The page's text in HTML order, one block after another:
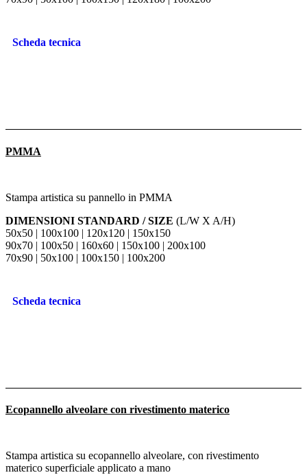
Scheda tecnica
PMMA
Stampa artistica su pannello in PMMA
DIMENSIONI STANDARD / SIZE (L/W X A/H)
50x50 | 100x100 | 120x120 | 150x150
90x70 | 100x50 | 160x60 | 150x100 | 200x100
70x90 | 50x100 | 100x150 | 100x200
Scheda tecnica
Ecopannello alveolare con rivestimento materico
Stampa artistica su ecopannello alveolare, con rivestimento
materico superficiale applicato a mano